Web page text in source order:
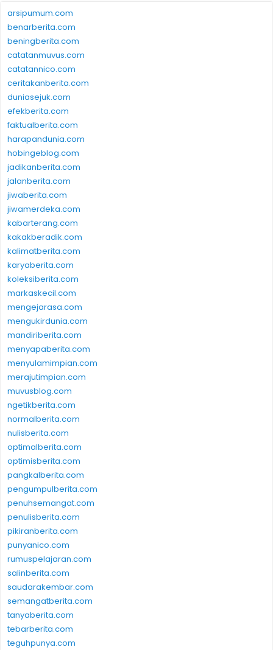
arsipumum.com
benarberita.com
beningberita.com
catatanmuvus.com
catatannico.com
ceritakanberita.com
duniasejuk.com
efekberita.com
faktualberita.com
harapandunia.com
hobingeblog.com
jadikanberita.com
jalanberita.com
jiwaberita.com
jiwamerdeka.com
kabarterang.com
kakakberadik.com
kalimatberita.com
karyaberita.com
koleksiberita.com
markaskecil.com
mengejarasa.com
mengukirdunia.com
mandiriberita.com
menyapaberita.com
menyulamimpian.com
merajutimpian.com
muvusblog.com
ngetikberita.com
normalberita.com
nulisberita.com
optimalberita.com
optimisberita.com
pangkalberita.com
pengumpulberita.com
penuhsemangat.com
penulisberita.com
pikiranberita.com
punyanico.com
rumuspelajaran.com
salinberita.com
saudarakembar.com
semangatberita.com
tanyaberita.com
tebarberita.com
teguhpunya.com